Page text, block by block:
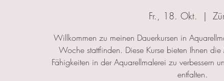
Fr., 18. Okt.
  |
Willkommen zu meinen Dauerkursen in
Woche stattfinden. Diese Kurse bieten Ihnen
Fähigkeiten in der Aquarellmalerei zu verbessern
entfalten.